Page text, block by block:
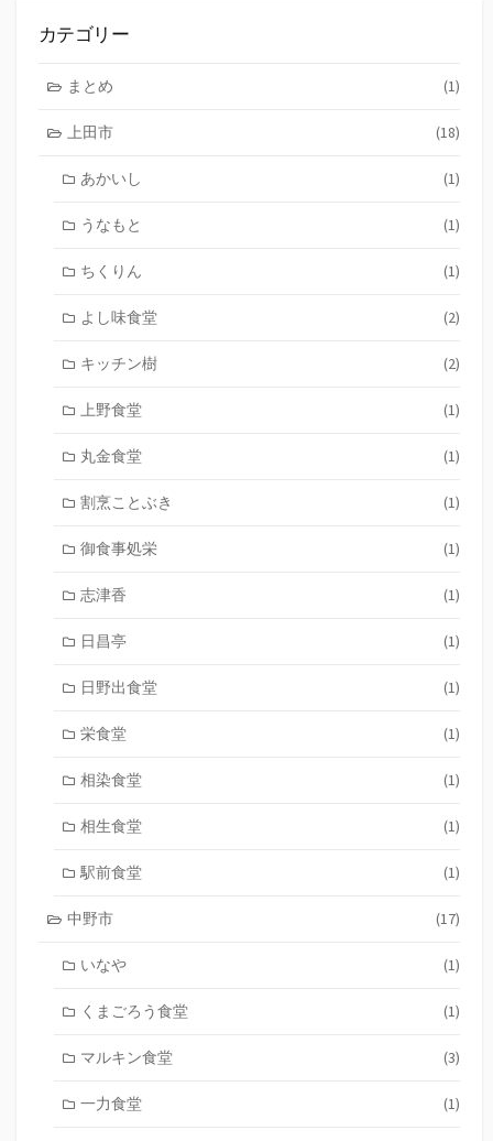
カテゴリー
まとめ (1)
上田市 (18)
あかいし (1)
うなもと (1)
ちくりん (1)
よし味食堂 (2)
キッチン樹 (2)
上野食堂 (1)
丸金食堂 (1)
割烹ことぶき (1)
御食事処栄 (1)
志津香 (1)
日昌亭 (1)
日野出食堂 (1)
栄食堂 (1)
相染食堂 (1)
相生食堂 (1)
駅前食堂 (1)
中野市 (17)
いなや (1)
くまごろう食堂 (1)
マルキン食堂 (3)
一力食堂 (1)